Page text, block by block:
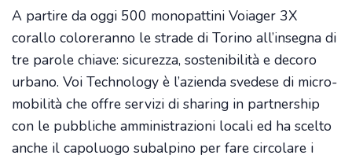
A partire da oggi 500 monopattini Voiager 3X
corallo coloreranno le strade di Torino all’insegna di
tre parole chiave: sicurezza, sostenibilità e decoro
urbano. Voi Technology è l’azienda svedese di micro-
mobilità che offre servizi di sharing in partnership
con le pubbliche amministrazioni locali ed ha scelto
anche il capoluogo subalpino per fare circolare i